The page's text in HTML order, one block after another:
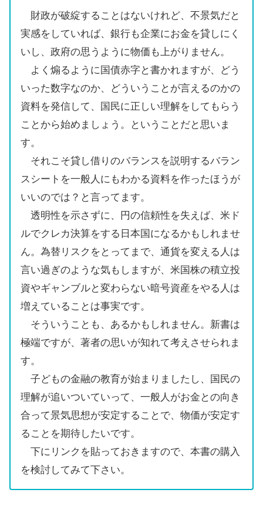
財政が破綻することはないけれど、不景気だと
実感をしていれば、銀行も企業にお金を貸しにく
いし、政府の思うように物価も上がりません。
よく煽るように国債赤字と書かれますが、どう
いった数字なのか、どういうことが言えるのかの
資料を発信して、国民に正しい理解をしてもらう
ことから始めましょう。ということだと思いま
す。
それこそ貸し借りのバランスを説明するバラン
スシートを一般人にもわかる資料を作ったほうが
いいのでは？と言ってます。
透明性を示さずに、円の信頼性を失えば、米ド
ルでクレカ決算をする日本国になるかもしれませ
ん。為替リスクをとってまで、通貨を変える人は
言い過ぎのような気もしますが、米国株の積立投
資やギャンブルと変わらない暗号資産をやる人は
増えていることは事実です。
そういうことも、あるかもしれません。新書は
極端ですが、著者の思いが知れて考えさせられま
す。
子どもの金融の教育が始まりましたし、国民の
理解が追いついていって、一般人がお金との向き
合って景気思想が安定することで、物価が安定す
ることを期待したいです。
下にリンクを貼っておきますので、本書の購入
を検討してみて下さい。